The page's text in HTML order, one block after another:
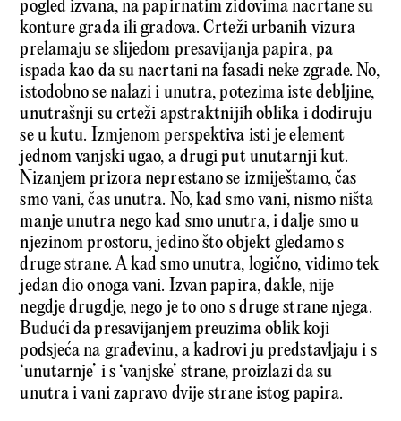
pogled izvana, na papirnatim zidovima nacrtane su
konture grada ili gradova. Crteži urbanih vizura
prelamaju se slijedom presavijanja papira, pa
ispada kao da su nacrtani na fasadi neke zgrade. No,
istodobno se nalazi i unutra, potezima iste debljine,
unutrašnji su crteži apstraktnijih oblika i dodiruju
se u kutu. Izmjenom perspektiva isti je element
jednom vanjski ugao, a drugi put unutarnji kut.
Nizanjem prizora neprestano se izmiještamo, čas
smo vani, čas unutra. No, kad smo vani, nismo ništa
manje unutra nego kad smo unutra, i dalje smo u
njezinom prostoru, jedino što objekt gledamo s
druge strane. A kad smo unutra, logično, vidimo tek
jedan dio onoga vani. Izvan papira, dakle, nije
negdje drugdje, nego je to ono s druge strane njega.
Budući da presavijanjem preuzima oblik koji
podsjeća na građevinu, a kadrovi ju predstavljaju i s
‘unutarnje’ i s ‘vanjske’ strane, proizlazi da su
unutra i vani zapravo dvije strane istog papira.